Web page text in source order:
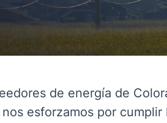
de energía de
esforzamos por